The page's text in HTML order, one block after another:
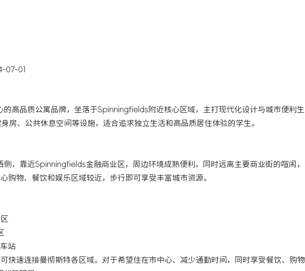
07-01
高品质公寓品牌，坐落于Spinningfields附近核心区域，主打现代化设计与城市便利
房、公共休息空间等设施，适合追求独立生活和高品质居住体验的学生。
，靠近Spinningfields金融商业区，周边环境成熟便利，同时远离主要商业街的喧闹
购物、餐饮和娱乐区域较近，步行即可享受丰富城市资源。
站
快速连接曼彻斯特各区域。对于希望住在市中心、减少通勤时间，同时享受餐饮、购